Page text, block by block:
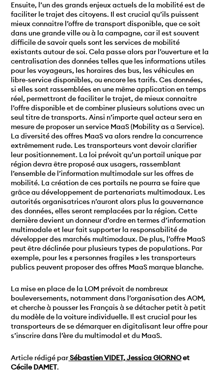
Ensuite, l’un des grands enjeux actuels de la mobilité est de
faciliter le trajet des citoyens. Il est crucial qu’ils puissent
mieux connaitre l’offre de transport disponible, que ce soit
dans une grande ville ou à la campagne, car il est souvent
difficile de savoir quels sont les services de mobilité
existants autour de soi. Cela passe alors par l’ouverture et la
centralisation des données telles que les informations utiles
pour les voyageurs, les horaires des bus, les véhicules en
libre-service disponibles, ou encore les tarifs. Ces données,
si elles sont rassemblées en une même application en temps
réel, permettront de faciliter le trajet, de mieux connaitre
l’offre disponible et de combiner plusieurs solutions avec un
seul titre de transports. Ainsi n’importe quel acteur sera en
mesure de proposer un service MaaS (Mobility as a Service).
La diversité des offres MaaS va alors rendre la concurrence
extrêmement rude. Les transporteurs vont devoir clarifier
leur positionnement. La loi prévoit qu’un portail unique par
région devra être proposé aux usagers, rassemblant
l’ensemble de l’information multimodale sur les offres de
mobilité. La création de ces portails ne pourra se faire que
grâce au développement de partenariats multimodaux. Les
autorités organisatrices n’auront alors plus la gouvernance
des données, elles seront remplacées par la région. Cette
dernière devient un donneur d’ordre en termes d’information
multimodale et leur fait supporter la responsabilité de
développer des marchés multimodaux. De plus, l’offre MaaS
peut être déclinée pour plusieurs types de populations. Par
exemple, pour les « personnes fragiles » les transporteurs
publics peuvent proposer des offres MaaS marque blanche.
La mise en place de la LOM prévoit de nombreux
bouleversements, notamment dans l’organisation des AOM,
et cherche à pousser les Français à se détacher petit à petit
du modèle de la voiture individuelle. Il est crucial pour les
transporteurs de se démarquer en digitalisant leur offre pour
s’inscrire dans l’ère du multimodal et du MaaS.
Article rédigé parSébastien VIDET, Jessica GIORNOet
Cécile DAMET.